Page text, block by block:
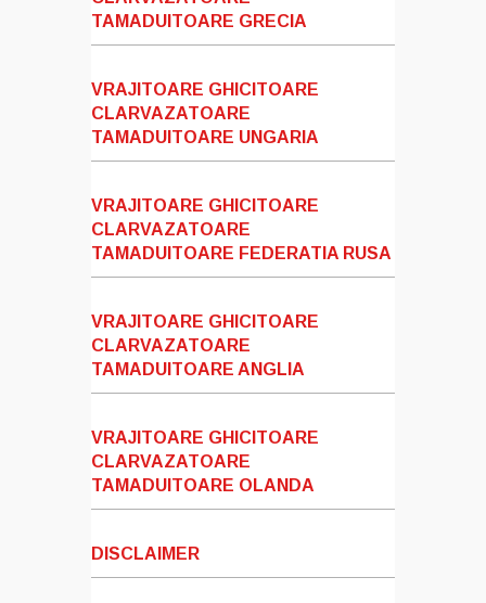
TAMADUITOARE GRECIA
VRAJITOARE GHICITOARE
CLARVAZATOARE
TAMADUITOARE UNGARIA
VRAJITOARE GHICITOARE
CLARVAZATOARE
TAMADUITOARE FEDERATIA RUSA
VRAJITOARE GHICITOARE
CLARVAZATOARE
TAMADUITOARE ANGLIA
VRAJITOARE GHICITOARE
CLARVAZATOARE
TAMADUITOARE OLANDA
DISCLAIMER